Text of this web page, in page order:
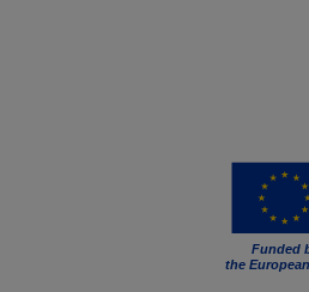
Funded
the European